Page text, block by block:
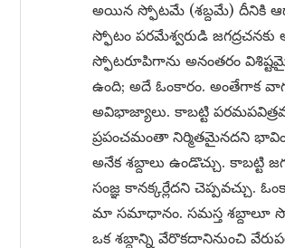
అయిన స్ఫోటమే (శబ్దమే) దీనికి
స్ఫోటం పరమేశ్వరుడి
స్ఫోటరూపిగాను అనంతరం
ఉంది; అదే ఓంకారం. అంతేగాక
అవిభాజ్యాలు. కాబట్టి
ప్రపంచమంతా నిర్మితమైనదని
అనేక శబ్దాలు ఉండొచ్చు.
సంజ్ఞ కానక్కర్లేదని చెప్పవచ్చు.
మా సమాధానం. సమస్త శబ్దాలూ
ఒక శబ్దాన్ని వేరొకదానినుంచి